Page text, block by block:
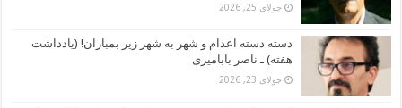
جولای 25, 2026
دسته دسته اعدام و شهر به شهر زیر بمباران! (یادداشت
هفته) ـ ناصر بابامیری
جولای 23, 2026